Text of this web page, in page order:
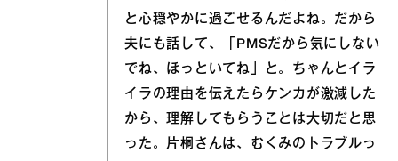
と心穏やかに過ごせるんだよね。だから
夫にも話して、「PMSだから気にしない
でね、ほっといてね」と。ちゃんとイラ
イラの理由を伝えたらケンカが激減した
から、理解してもらうことは大切だと思
った。片桐さんは、むくみのトラブルっ